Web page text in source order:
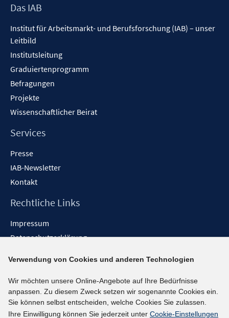
Footer
Das IAB
Institut für Arbeitsmarkt- und Berufsforschung (IAB) – unser
Leitbild
Institutsleitung
Graduiertenprogramm
Befragungen
Projekte
Wissenschaftlicher Beirat
Services
Presse
IAB-Newsletter
Kontakt
Rechtliche Links
Impressum
Datenschutzerklärung
Barrieren melden
Social-Media-Kanäle
BlueSky
Verwendung von Cookies und anderen Technologien
Wir möchten unsere Online-Angebote auf Ihre Bedürfnisse
anpassen. Zu diesem Zweck setzen wir sogenannte Cookies ein.
Sie können selbst entscheiden, welche Cookies Sie zulassen.
Ihre Einwilligung können Sie jederzeit unter Cookie-Einstellungen